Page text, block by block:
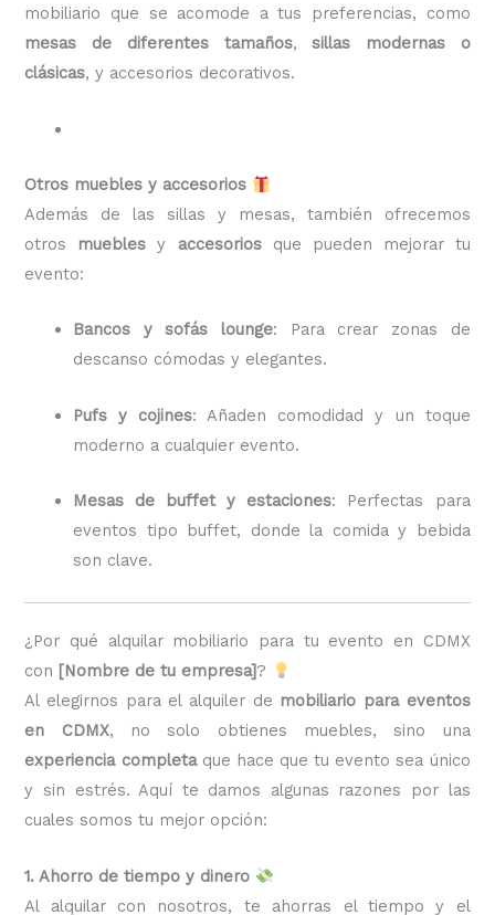
mobiliario que se acomode a tus preferencias, como
mesas de diferentes tamaños,sillas modernas o
clásicas, y accesorios decorativos.
Otros muebles y accesorios
Además de las sillas y mesas, también ofrecemos
otros muebles y accesoriosque pueden mejorar tu
evento:
Bancos y sofás lounge: Para crear zonas de
descanso cómodas y elegantes.
Pufs y cojines: Añaden comodidad y un toque
moderno a cualquier evento.
Mesas de buffet y estaciones: Perfectas para
eventos tipo buffet, donde la comida y bebida
son clave.
¿Por qué alquilar mobiliario para tu evento en CDMX
con [Nombre de tu empresa]?
Al elegirnos para el alquiler de mobiliario para eventos
en CDMX, no solo obtienes muebles, sino una
experiencia completaque hace que tu evento sea único
y sin estrés. Aquí te damos algunas razones por las
cuales somos tu mejor opción:
1. Ahorro de tiempo y dinero
Al alquilar con nosotros, te ahorras el tiempo y el